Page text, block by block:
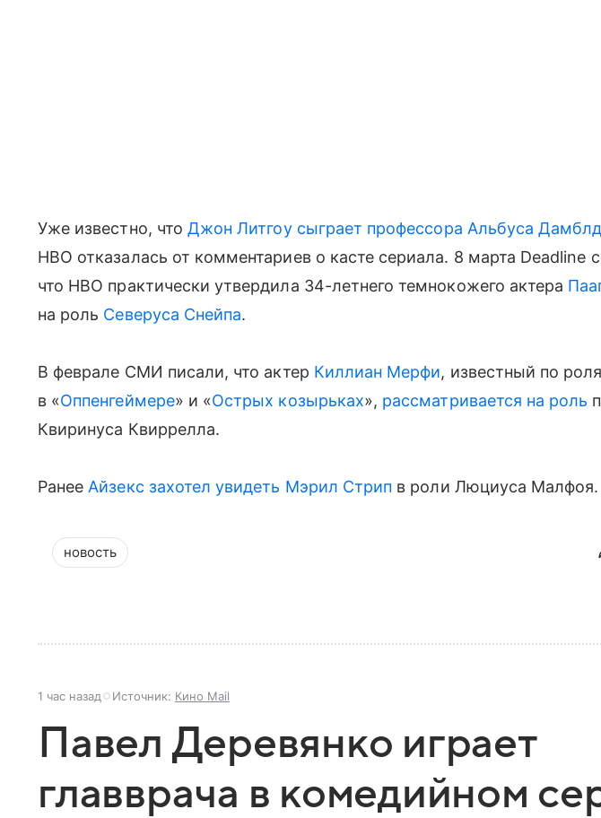
Уже известно, что Джон Литгоу сыграет профессора Альбуса
HBO отказалась от комментариев о касте сериала. 8 марта Deadline
что HBO практически утвердила 34-летнего темнокожего актера
на роль Северуса Снейпа.
В феврале СМИ писали, что актер Киллиан Мерфи, известный по
в «Оппенгеймере» и «Острых козырьках», рассматривается на роль
Квиринуса Квиррелла.
Ранее Айзекс захотел увидеть Мэрил Стрип в роли Люциуса Малфоя.
новость
1 час назад Источник: Кино Mail
Павел Деревянко играет
главврача в комедийном